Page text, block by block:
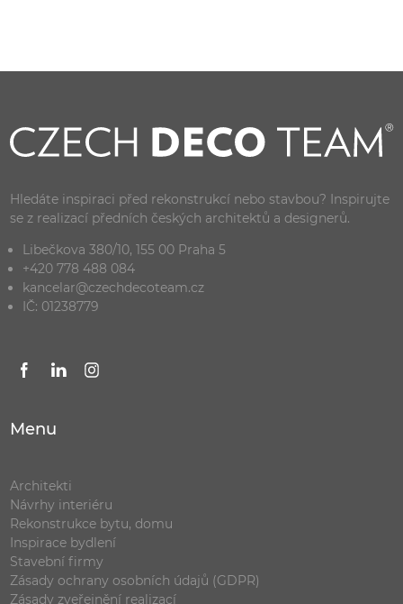
Hledáte inspiraci před rekonstrukcí nebo stavbou? Inspirujte
se z realizací předních českých architektů a designerů.
Libečkova 380/10, 155 00 Praha 5
+420 778 488 084
kancelar@czechdecoteam.cz
IČ: 01238779
Menu
Architekti
Návrhy interiéru
Rekonstrukce bytu, domu
Inspirace bydlení
Stavební firmy
Zásady ochrany osobních údajů (GDPR)
Zásady zveřejnění realizací